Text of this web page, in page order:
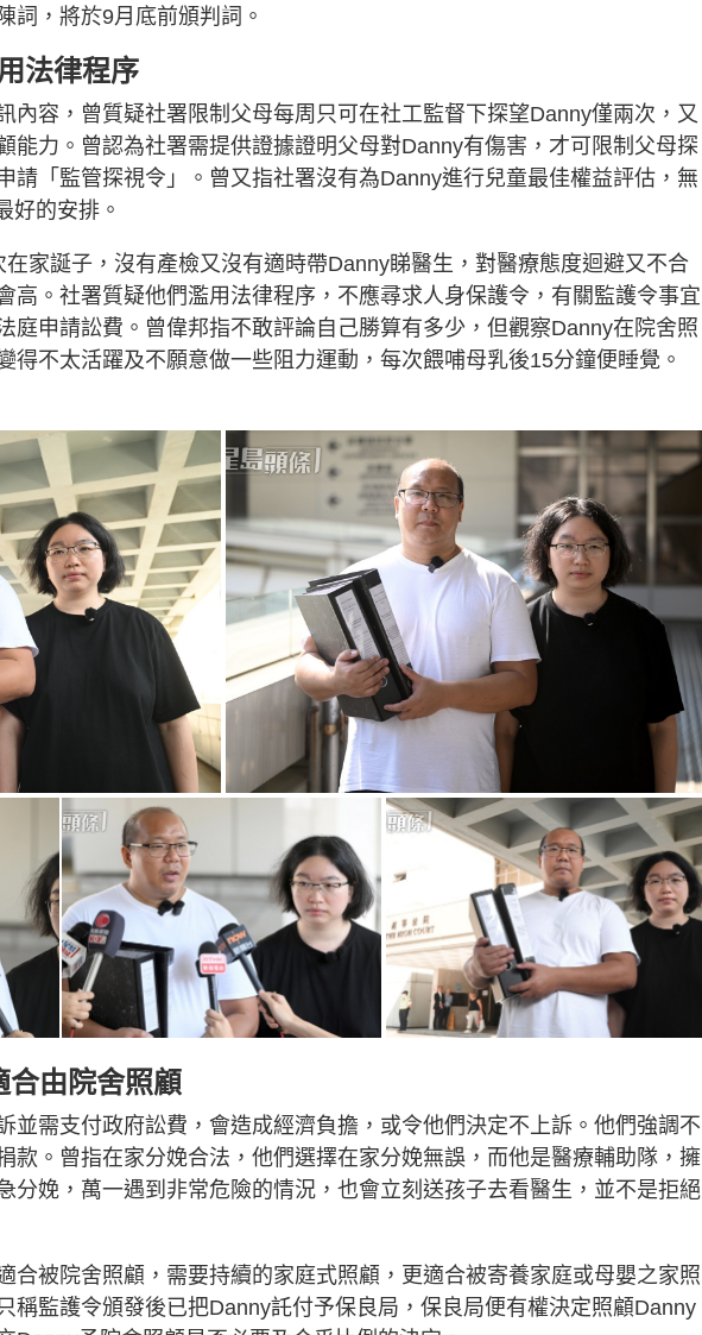
%詞，將於9月底前頒判詞。
法律程序
內容，曾質疑社署限制父母每周只可在社工監督下探望Danny僅兩次，又
能力。曾認為社署需提供證據證明父母對Danny有傷害，才可限制父母探
請「監管探視令」。曾又指社署沒有為Danny進行兒童最佳權益評估，無
好的安排。
家誕子，沒有產檢又沒有適時帶Danny睇醫生，對醫療態度迴避又不合
高。社署質疑他們濫用法律程序，不應尋求人身保護令，有關監護令事宜
庭申請訟費。曾偉邦指不敢評論自己勝算有多少，但觀察Danny在院舍照
得不太活躍及不願意做一些阻力運動，每次餵哺母乳後15分鐘便睡覺。
合由院舍照顧
並需支付政府訟費，會造成經濟負擔，或令他們決定不上訴。他們強調不
款。曾指在家分娩合法，他們選擇在家分娩無誤，而他是醫療輔助隊，擁
分娩，萬一遇到非常危險的情況，也會立刻送孩子去看醫生，並不是拒絕
合被院舍照顧，需要持續的家庭式照顧，更適合被寄養家庭或母嬰之家照
稱監護令頒發後已把Danny託付予保良局，保良局便有權決定照顧Danny